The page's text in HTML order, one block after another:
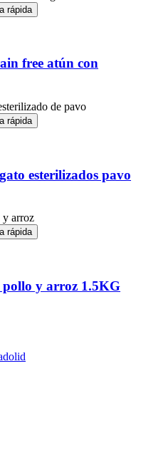
rápida
free atún con
rápida
esterilizados pavo
rápida
y arroz 1.5KG